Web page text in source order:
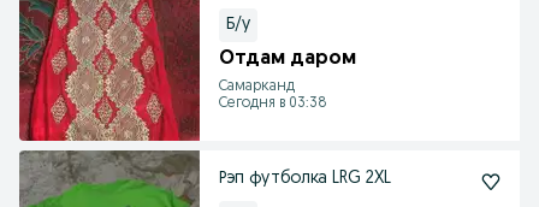
Б/у
Отдам даром
Самарканд
Сегодня в 03:38
Рэп футболка LRG 2XL